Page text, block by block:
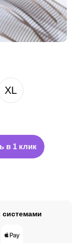
XL
в 1 клик